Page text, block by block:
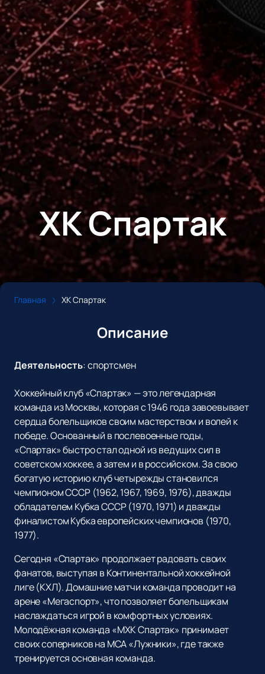
ХК Спартак
Главная ХК Спартак
Описание
Деятельность:спортсмен
Хоккейный клуб «Спартак» — это легендарная
команда из Москвы, которая с 1946 года завоевывает
сердца болельщиков своим мастерством и волей к
победе. Основанный в послевоенные годы,
«Спартак» быстро стал одной из ведущих сил в
советском хоккее, а затем и в российском. За свою
богатую историю клуб четырежды становился
чемпионом СССР (1962, 1967, 1969, 1976), дважды
обладателем Кубка СССР (1970, 1971) и дважды
финалистом Кубка европейских чемпионов (1970,
1977).
Сегодня «Спартак» продолжает радовать своих
фанатов, выступая в Континентальной хоккейной
лиге (КХЛ). Домашние матчи команда проводит на
арене «Мегаспорт», что позволяет болельщикам
наслаждаться игрой в комфортных условиях.
Молодёжная команда «МХК Спартак» принимает
своих соперников на МСА «Лужники», где также
тренируется основная команда.